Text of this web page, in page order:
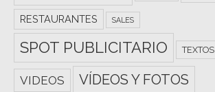
RESTAURANTES SALES
SPOT PUBLICITARIO TEXTOS
VIDEOS VÍDEOS Y FOTOS